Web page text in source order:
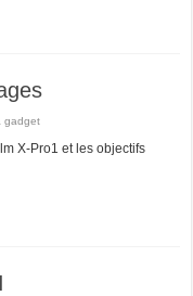
gadget
X-Pro1 et les objectifs